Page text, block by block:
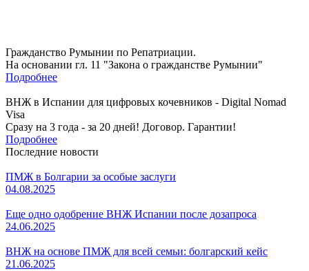
Гражданство Румынии по Репатриации.
На основании гл. 11 "Закона о гражданстве Румынии"
Подробнее
ВНЖ в Испании для цифровых кочевников - Digital Nomad
Visa
Сразу на 3 года - за 20 дней! Договор. Гарантии!
Подробнее
Последние новости
ПМЖ в Болгарии за особые заслуги
04.08.2025
Еще одно одобрение ВНЖ Испании после дозапроса
24.06.2025
ВНЖ на основе ПМЖ для всей семьи: болгарский кейс
21.06.2025